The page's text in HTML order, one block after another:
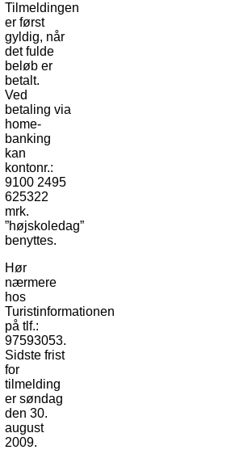
Tilmeldingen
er først
gyldig, når
det fulde
beløb er
betalt.
Ved
betaling via
home-
banking
kan
kontonr.:
9100 2495
625322
mrk.
”højskoledag”
benyttes.
Hør
nærmere
hos
Turistinformationen
på tlf.:
97593053.
Sidste frist
for
tilmelding
er søndag
den 30.
august
2009.